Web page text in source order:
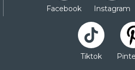
Facebook Instagram
Tiktok